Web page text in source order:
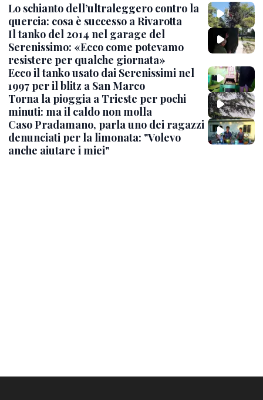
Lo schianto dell’ultraleggero contro la
quercia: cosa è successo a Rivarotta
Il tanko del 2014 nel garage del
Serenissimo: «Ecco come potevamo
resistere per qualche giornata»
Ecco il tanko usato dai Serenissimi nel
1997 per il blitz a San Marco
Torna la pioggia a Trieste per pochi
minuti: ma il caldo non molla
Caso Pradamano, parla uno dei ragazzi
denunciati per la limonata: "Volevo
anche aiutare i miei"